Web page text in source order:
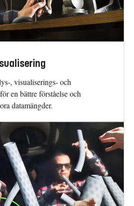
, visualiserings- och
en bättre förståelse och
datamängder.